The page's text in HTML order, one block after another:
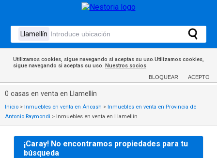
Utilizamos cookies, sigue navegando si aceptas su uso.Utilizamos cookies,
sigue navegando si aceptas su uso. Nuestros socios
BLOQUEAR ACEPTO
0 casas en venta en Llamellín
Inicio > Inmuebles en venta en Áncash > Inmuebles en venta en Provincia de
Antonio Raymondi > Inmuebles en venta en Llamellín
¡Caray! No encontramos propiedades para tu
búsqueda